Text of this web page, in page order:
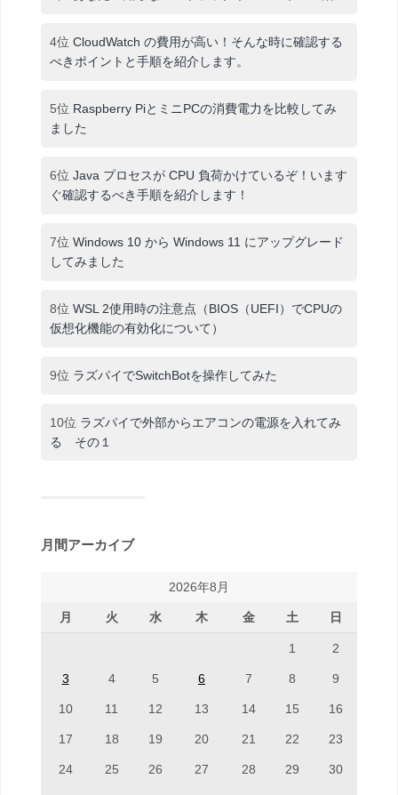
4位 CloudWatch の費用が高い！そんな時に確認する
べきポイントと手順を紹介します。
5位 Raspberry PiとミニPCの消費電力を比較してみ
ました
6位 Java プロセスが CPU 負荷かけているぞ！います
ぐ確認するべき手順を紹介します！
7位 Windows 10 から Windows 11 にアップグレード
してみました
8位 WSL 2使用時の注意点（BIOS（UEFI）でCPUの
仮想化機能の有効化について）
9位 ラズパイでSwitchBotを操作してみた
10位 ラズパイで外部からエアコンの電源を入れてみ
る その１
月間アーカイブ
2026年8月
月 火 水 木 金 土 日
1 2
3 4 5 6 7 8 9
10 11 12 13 14 15 16
17 18 19 20 21 22 23
24 25 26 27 28 29 30